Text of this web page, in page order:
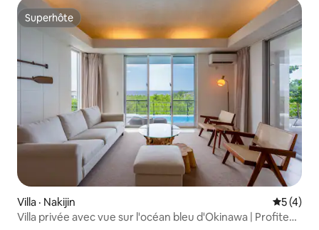
Superhôte
Superhôte
Villa · Nakijin Note
5 (4)
Villa privée avec vue sur l'océan bleu d'Okinawa | Profitez